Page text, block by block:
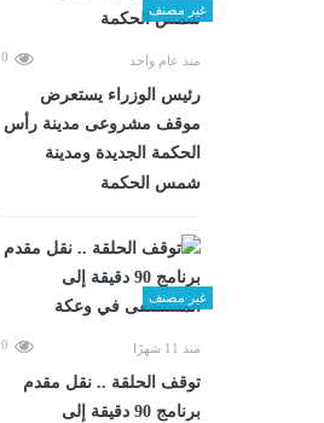
غير مصنف
منذ عام واحد 0
رئيس الوزراء يستعرض
موقف مشروعى مدينة رأس
الحكمة الجديدة ومدينة
شمس الحكمة
غير مصنف
منذ 11 شهرًا 0
توقف الحلقة .. نقل مقدم
برنامج 90 دقيقة إلى